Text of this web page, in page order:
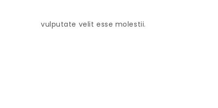
vulputate velit esse molestii.